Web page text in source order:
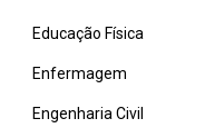
Educação Física
Enfermagem
Engenharia Civil